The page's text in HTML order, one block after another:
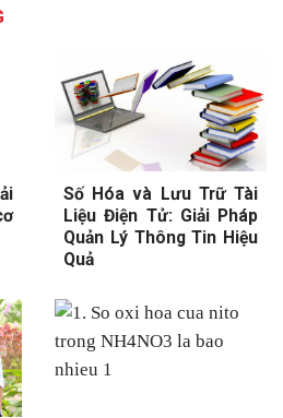
Số Hóa và Lưu Trữ Tài
Liệu Điện Tử: Giải Pháp
Quản Lý Thông Tin Hiệu
Quả